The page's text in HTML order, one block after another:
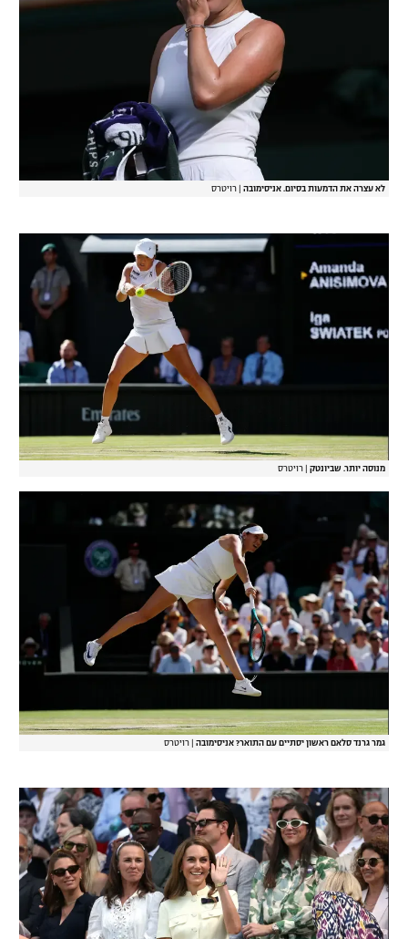
לא עצרה את הדמעות בסיום. אניסימובה רויטרס
מנוסה יותר. שביונטק רויטרס
גמר גרנד סלאם ראשון יסתיים עם התואר? אניסימובה רויטרס